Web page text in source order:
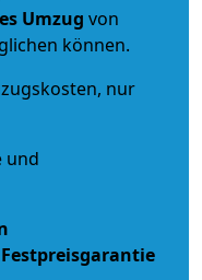
Umzug von
können.
nur
und